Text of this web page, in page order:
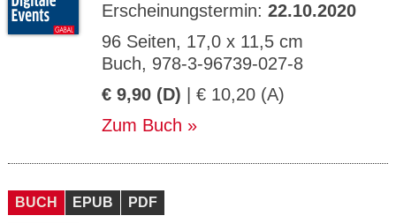
Erscheinungstermin: 22.10.2020
96 Seiten, 17,0 x 11,5 cm
Buch, 978-3-96739-027-8
€ 9,90 (D) | € 10,20 (A)
Zum Buch
BUCH EPUB PDF